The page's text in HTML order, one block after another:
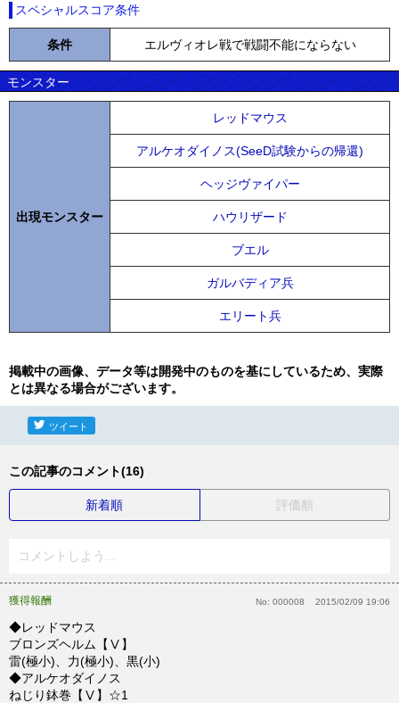
スペシャルスコア条件
条件 エルヴィオレ戦で戦闘不能にならない
モンスター
出現モンスター
レッドマウス
アルケオダイノス(SeeD試験からの帰還)
ヘッジヴァイパー
ハウリザード
ブエル
ガルバディア兵
エリート兵
掲載中の画像、データ等は開発中のものを基にしているため、実際
とは異なる場合がございます。
ツイート
この記事のコメント(16)
新着順 評価順
コメントしよう...
獲得報酬 No: 000008 2015/02/09 19:06
◆レッドマウス
ブロンズヘルム【Ⅴ】
雷(極小)、力(極小)、黒(小)
◆アルケオダイノス
ねじり鉢巻【Ⅴ】☆1